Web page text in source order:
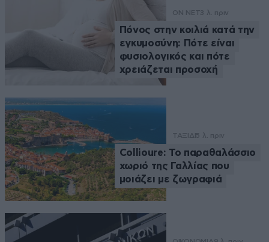
ON NET3 λ. πριν
Πόνος στην κοιλιά κατά την
εγκυμοσύνη: Πότε είναι
φυσιολογικός και πότε
χρειάζεται προσοχή
ΤΑΞΙΔΙ5 λ. πριν
Collioure: Το παραθαλάσσιο
χωριό της Γαλλίας που
μοιάζει με ζωγραφιά